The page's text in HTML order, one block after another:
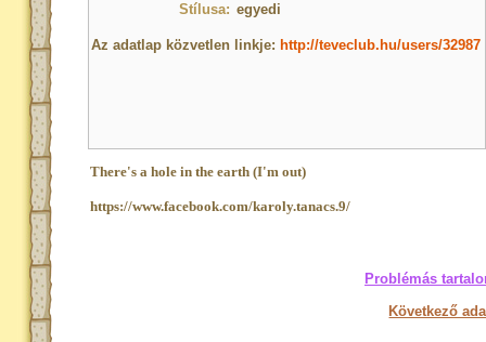
Stílusa: egyedi
Az adatlap közvetlen linkje: http://teveclub.hu/users/32987
There's a hole in the earth (I'm out)
https://www.facebook.com/karoly.tanacs.9/
Problémás
Következő